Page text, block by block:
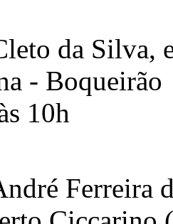
da Silva,
- Boqueirão
10h
Ferreira